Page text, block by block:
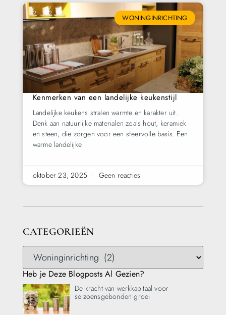
CATEGORIEËN
Heb je Deze Blogposts Al Gezien?
De kracht van werkkapitaal voor
seizoensgebonden groei
WONINGINRICHTING
Kenmerken van een landelijke keukenstijl
Landelijke keukens stralen warmte en karakter uit.
Denk aan natuurlijke materialen zoals hout, keramiek
en steen, die zorgen voor een sfeervolle basis. Een
warme landelijke
oktober 23, 2025 Geen reacties